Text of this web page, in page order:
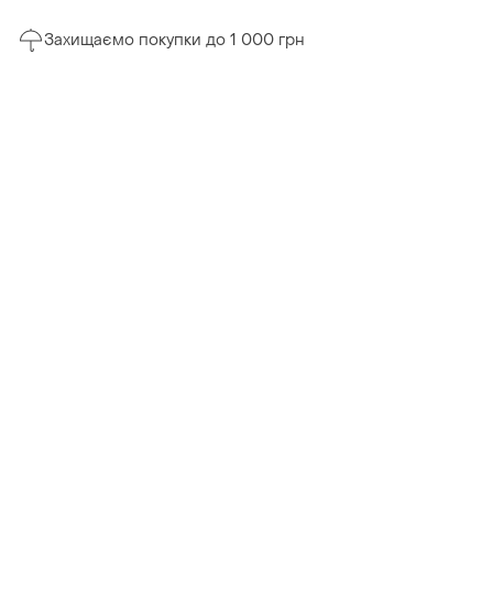
Захищаємо покупки до 1 000 грн